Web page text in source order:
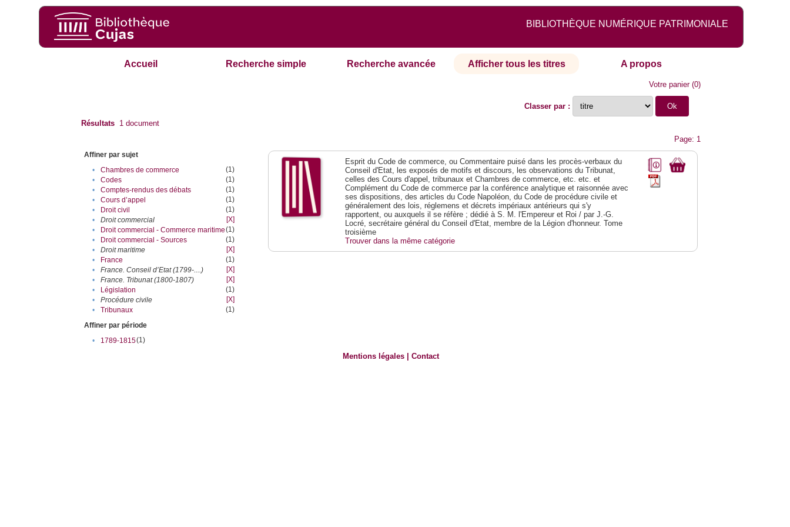
BIBLIOTHÈQUE NUMÉRIQUE PATRIMONIALE
Accueil Recherche simple Recherche avancée Afficher tous les titres A propos
Votre panier(0)
Classer par :
Résultats 1 document
Page: 1
Affiner par sujet
•
Chambres de commerce
(1)
•
Codes
(1)
•
Comptes-rendus des débats
(1)
•
Cours d’appel
(1)
•
Droit civil
(1)
•
Droit commercial
[X]
•
Droit commercial - Commerce maritime(1)
•
Droit commercial - Sources
(1)
•
Droit maritime
[X]
•
France
(1)
•
France. Conseil d’Etat (1799-....)
[X]
•
France. Tribunat (1800-1807)
[X]
•
Législation
(1)
•
Procédure civile
[X]
•
Tribunaux
(1)
Affiner par période
•
1789-1815(1)
Esprit du Code de commerce, ou Commentaire puisé dans les procès-verbaux du
Conseil d'Etat, les exposés de motifs et discours, les observations du Tribunat,
celles des Cours d'appel, tribunaux et Chambres de commerce, etc. etc. et
Complément du Code de commerce par la conférence analytique et raisonnée avec
ses dispositions, des articles du Code Napoléon, du Code de procédure civile et
généralement des lois, réglemens et décrets impériaux antérieurs qui s'y
rapportent, ou auxquels il se réfère ; dédié à S. M. l'Empereur et Roi / par J.-G.
Locré, secrétaire général du Conseil d'Etat, membre de la Légion d'honneur. Tome
troisième
Trouver dans la même catégorie
Mentions légales |Contact